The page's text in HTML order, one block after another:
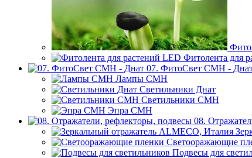
Фитолента для
07. ФитоСвет CMH -
Лампы СМН
Светильники Днат
Светильники СМН
Эпра СМН
08.
Светооражающие
Подвесы для